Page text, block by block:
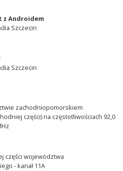
z Androidem
Szczecin
Szczecin
zachodniopomorskiem
części) na częstotliwościach 92,0
części województwa
- kanał 11A